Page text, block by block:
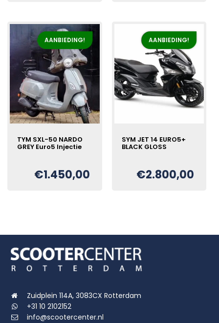
AANBIEDING!
TYM SXL-50 NARDO
GREY Euro5 Injectie
Oorspronkelijke
€1.450,00
Huidige
AANBIEDING!
SYM JET 14 EURO5+
BLACK GLOSS
Oorspronkelijke
€2.800,00
Huidige
Zuidplein 114A, 3083CX Rotterdam
+31 10 2102152
info@scootercenter.nl